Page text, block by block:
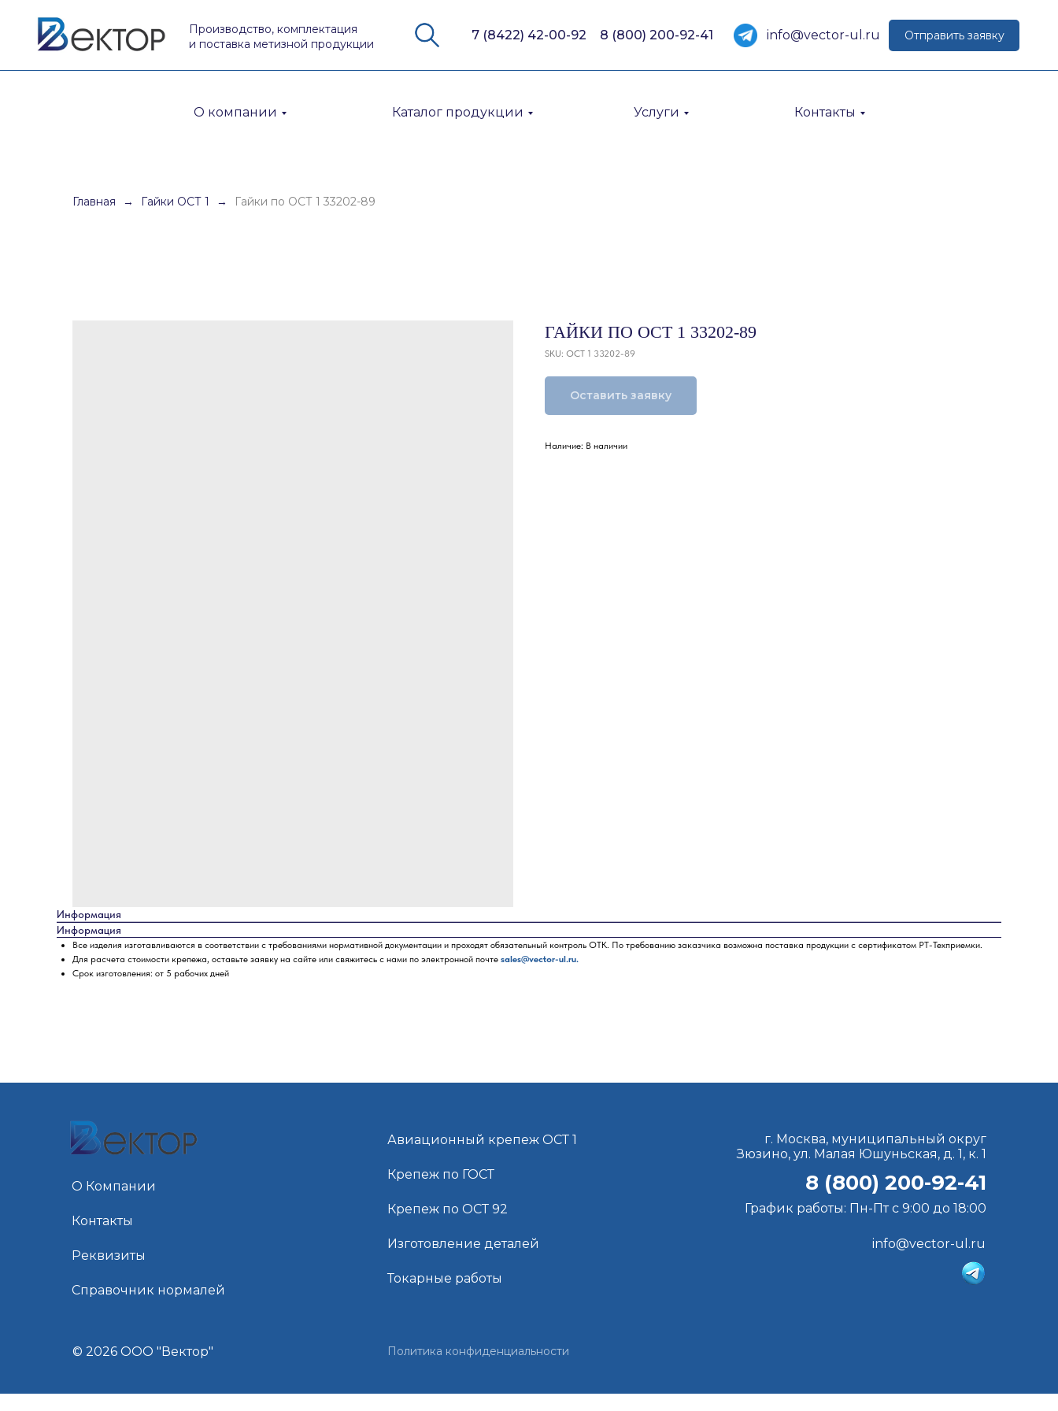
7 (8422) 42-00-92
Производство, комплектация
и поставка метизной продукции
Отправить заявку
8 (800) 200-92-41 info@vector-ul.ru
О компании Каталог продукции Услуги Контакты
Главная Гайки ОСТ 1 Гайки по ОСТ 1 33202-89
ГАЙКИ ПО ОСТ 1 33202-89
SKU: ОСТ 1 33202-89
Оставить заявку
Наличие: В наличии
Информация
Информация
Все изделия изготавливаются в соответствии с требованиями нормативной документации и проходят обязательный контроль ОТК. По требованию заказчика возможна поставка продукции с сертификатом РТ-Техприемки.
Для расчета стоимости крепежа, оставьте заявку на сайте или свяжитесь с нами по электронной почте sales@vector-ul.ru.
Срок изготовления: от 5 рабочих дней
info@vector-ul.ru
График работы: Пн-Пт с 9:00 до 18:00
г. Москва, муниципальный округ
Зюзино, ул. Малая Юшуньская, д. 1, к. 1
© 2026 ООО "Вектор"
О Компании
Контакты
Реквизиты
Справочник нормалей
Авиационный крепеж ОСТ 1
Крепеж по ГОСТ
Крепеж по ОСТ 92
Изготовление деталей
Токарные работы
Политика конфиденциальности
8 (800) 200-92-41